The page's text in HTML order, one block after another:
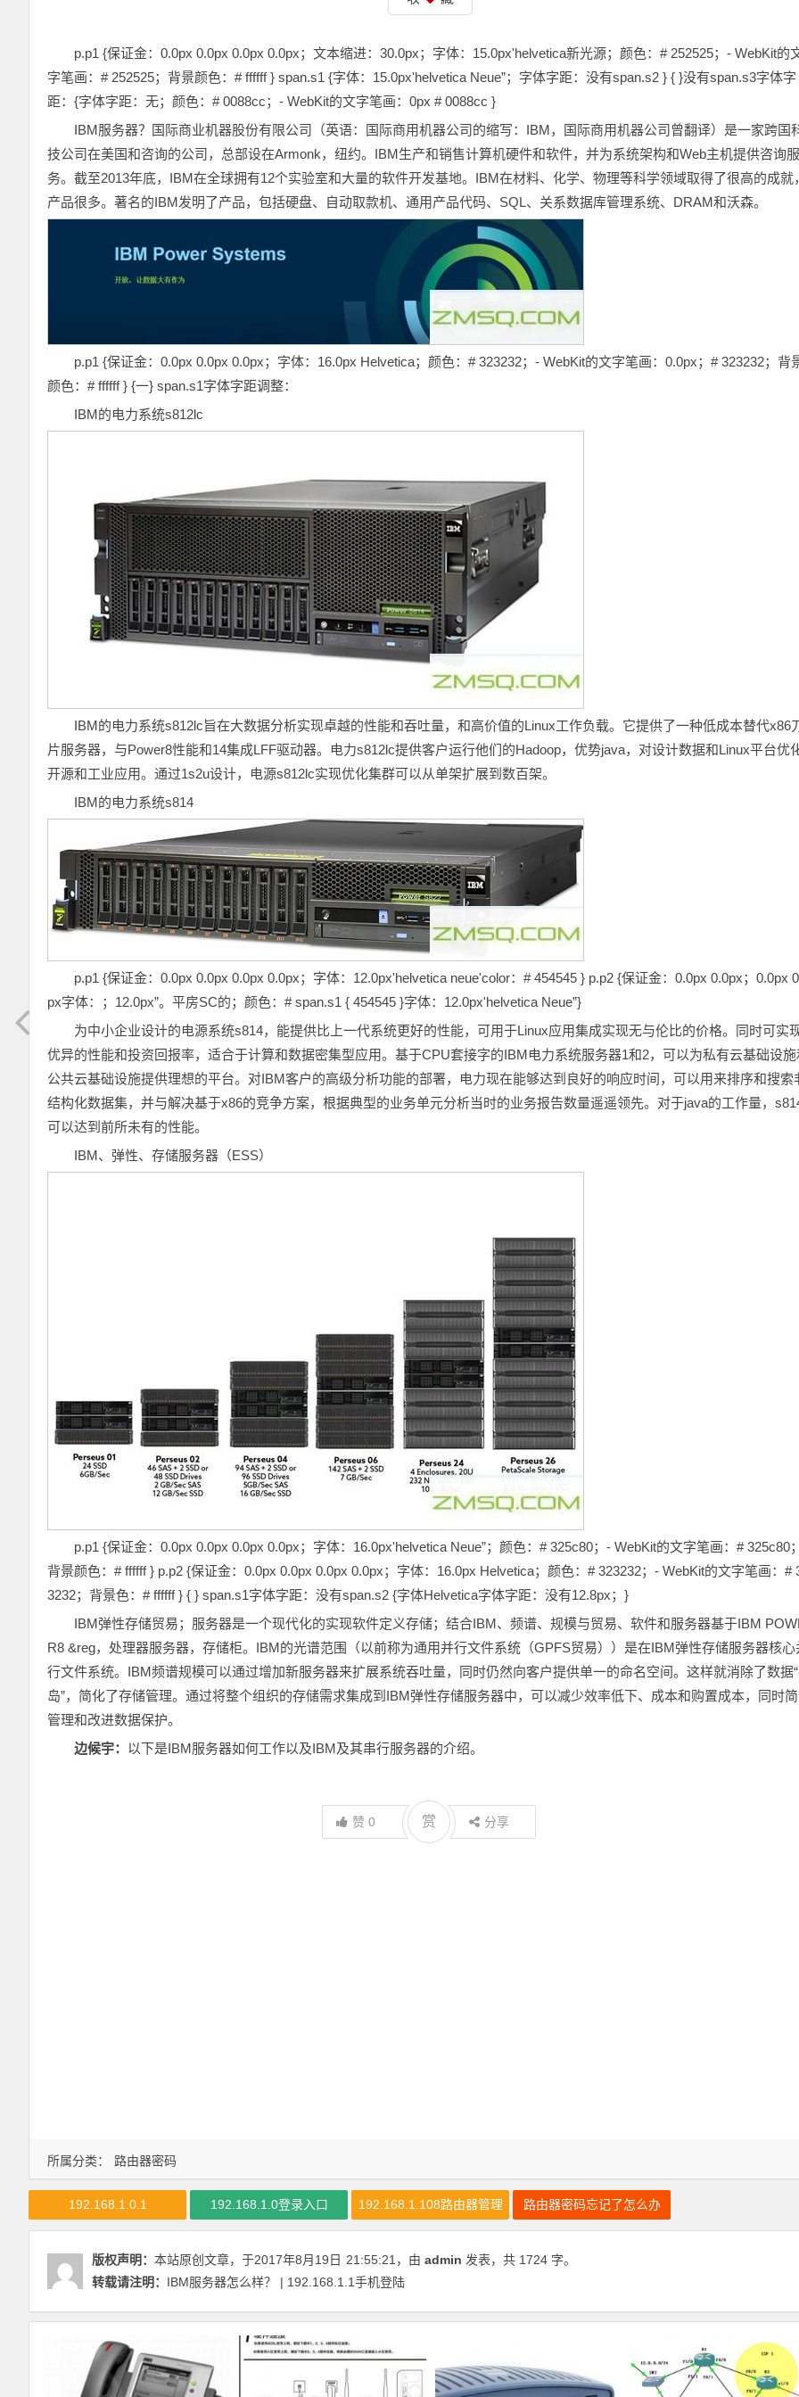
所属分类： 路由器密码
p.p1 {保证金：0.0px 0.0px 0.0px 0.0px；文本缩进：30.0px；字体：15.0px'helvetica新光源；颜色：# 252525；- WebKit的
字笔画：# 252525；背景颜色：# ffffff } span.s1 {字体：15.0px'helvetica Neue”；字体字距：没有span.s2 } { }没有span.s3字体字
距：{字体字距：无；颜色：# 0088cc；- WebKit的文字笔画：0px # 0088cc }
IBM服务器？国际商业机器股份有限公司（英语：国际商用机器公司的缩写：IBM，国际商用机器公司曾翻译）是一家跨国
技公司在美国和咨询的公司，总部设在Armonk，纽约。IBM生产和销售计算机硬件和软件，并为系统架构和Web主机提供咨询服
务。截至2013年底，IBM在全球拥有12个实验室和大量的软件开发基地。IBM在材料、化学、物理等科学领域取得了很高的成就
产品很多。著名的IBM发明了产品，包括硬盘、自动取款机、通用产品代码、SQL、关系数据库管理系统、DRAM和沃森。
p.p1 {保证金：0.0px 0.0px 0.0px；字体：16.0px Helvetica；颜色：# 323232；- WebKit的文字笔画：0.0px；# 323232；背
颜色：# ffffff } {一} span.s1字体字距调整：
IBM的电力系统s812lc
IBM的电力系统s812lc旨在大数据分析实现卓越的性能和吞吐量，和高价值的Linux工作负载。它提供了一种低成本替代x86
片服务器，与Power8性能和14集成LFF驱动器。电力s812lc提供客户运行他们的Hadoop，优势java，对设计数据和Linux平台优
开源和工业应用。通过1s2u设计，电源s812lc实现优化集群可以从单架扩展到数百架。
IBM的电力系统s814
p.p1 {保证金：0.0px 0.0px 0.0px 0.0px；字体：12.0px'helvetica neue'color：# 454545 } p.p2 {保证金：0.0px 0.0px；0.0px
px字体：；12.0px”。平房SC的；颜色：# span.s1 { 454545 }字体：12.0px'helvetica Neue”}
为中小企业设计的电源系统s814，能提供比上一代系统更好的性能，可用于Linux应用集成实现无与伦比的价格。同时可实
优异的性能和投资回报率，适合于计算和数据密集型应用。基于CPU套接字的IBM电力系统服务器1和2，可以为私有云基础设施
公共云基础设施提供理想的平台。对IBM客户的高级分析功能的部署，电力现在能够达到良好的响应时间，可以用来排序和搜索
结构化数据集，并与解决基于x86的竞争方案，根据典型的业务单元分析当时的业务报告数量遥遥领先。对于java的工作量，
可以达到前所未有的性能。
IBM、弹性、存储服务器（ESS）
p.p1 {保证金：0.0px 0.0px 0.0px 0.0px；字体：16.0px'helvetica Neue”；颜色：# 325c80；- WebKit的文字笔画：# 325c80
背景颜色：# ffffff } p.p2 {保证金：0.0px 0.0px 0.0px 0.0px；字体：16.0px Helvetica；颜色：# 323232；- WebKit的文字笔画：#
3232；背景色：# ffffff } { } span.s1字体字距：没有span.s2 {字体Helvetica字体字距：没有12.8px；}
IBM弹性存储贸易；服务器是一个现代化的实现软件定义存储；结合IBM、频谱、规模与贸易、软件和服务器基于IBM
R8 &reg，处理器服务器，存储柜。IBM的光谱范围（以前称为通用并行文件系统（GPFS贸易））是在IBM弹性存储服务器核心
行文件系统。IBM频谱规模可以通过增加新服务器来扩展系统吞吐量，同时仍然向客户提供单一的命名空间。这样就消除了数据
岛”，简化了存储管理。通过将整个组织的存储需求集成到IBM弹性存储服务器中，可以减少效率低下、成本和购置成本，同时
管理和改进数据保护。
边候宇： 以下是IBM服务器如何工作以及IBM及其串行服务器的介绍。
赞0 赏 分享
192.168.1.0.1 192.168.1.0登录入口 192.168.1.108路由器管理 路由器密码忘记了怎么办
版权声明： 本站原创文章，于2017年8月19日 21:55:21 ，由 admin 发表，共 1724 字。
转载请注明： IBM服务器怎么样？ | 192.168.1.1手机登陆